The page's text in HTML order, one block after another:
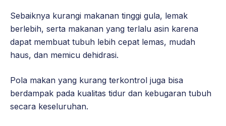
Sebaiknya kurangi makanan tinggi gula, lemak
berlebih, serta makanan yang terlalu asin karena
dapat membuat tubuh lebih cepat lemas, mudah
haus, dan memicu dehidrasi.
Pola makan yang kurang terkontrol juga bisa
berdampak pada kualitas tidur dan kebugaran tubuh
secara keseluruhan.